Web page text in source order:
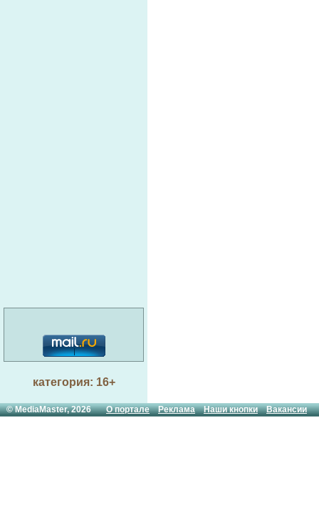
категория: 16+
© MediaMaster, 2026О портале Реклама Наши кнопки Вакансии